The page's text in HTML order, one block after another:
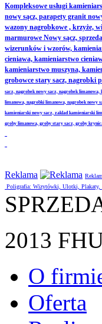
Kompleksowe usługi
nowy sącz, parapety granit
wazony nagrobkowe , krzyże,
marmurowe Nowy sącz,
wizerunków i wzorów,
cieniawa, kamieniarstwo
kamieniarstwo muszyna,
grobowce stary sacz, nagrobki
sacz, nagrobek nowy sacz, nagrobek
limanowa, nagrobki limanowa, nagrobek nowy
kamieniarski nowy sacz, zaklad kamieniarski
groby limanowa, groby stary sacz, groby
Reklama
Poligrafia: Wizytówki, Ulotki, Plakaty,
2013
O
Oferta